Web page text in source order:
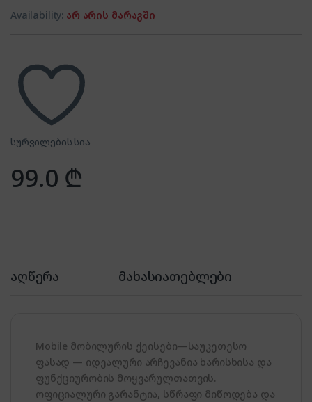
Availability: არ არის მარაგში
სურვილების სია
99.0 ₾
აღწერა მახასიათებლები
Mobile მობილურის ქეისები—საუკეთესო
ფასად — იდეალური არჩევანია ხარისხისა და
ფუნქციურობის მოყვარულთათვის.
ოფიციალური გარანტია, სწრაფი მიწოდება და